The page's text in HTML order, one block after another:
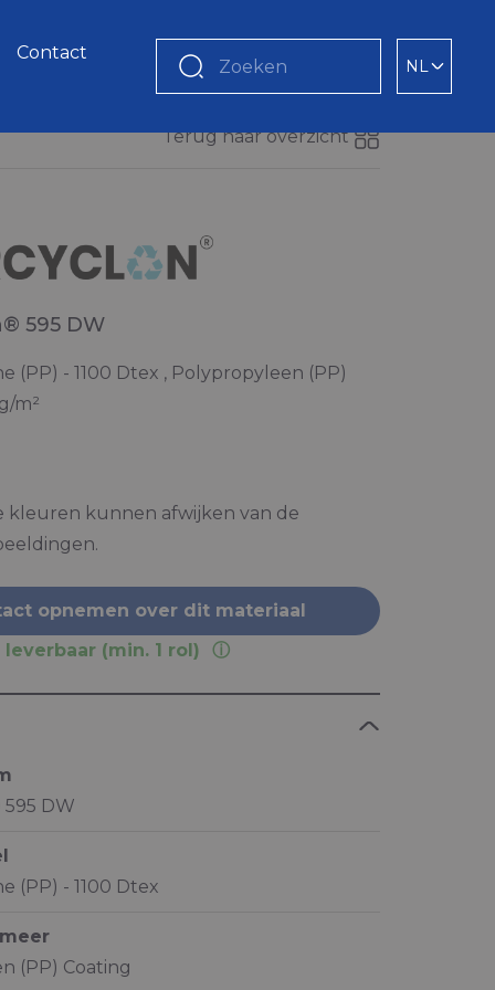
595 DW
(PP) - 1100 Dtex , Polypropyleen (PP)
m²
kleuren kunnen afwijken van de
opnemen over dit materiaal
(min. 1 rol)
DW
(PP) - 1100 Dtex
(PP) Coating
Terug naar overzicht
Contact
Zoeken NL